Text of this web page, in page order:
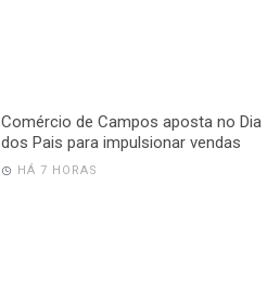
Comércio de Campos aposta no Dia
dos Pais para impulsionar vendas
HÁ 7 HORAS